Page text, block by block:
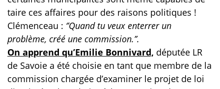
taire ces affaires pour des raisons politiques !
Clémenceau : ‘’Quand tu veux enterrer un
problème, créé une commission.’’.
On apprend qu’Emilie Bonnivard, députée LR
de Savoie a été choisie en tant que membre de la
commission chargée d’examiner le projet de loi